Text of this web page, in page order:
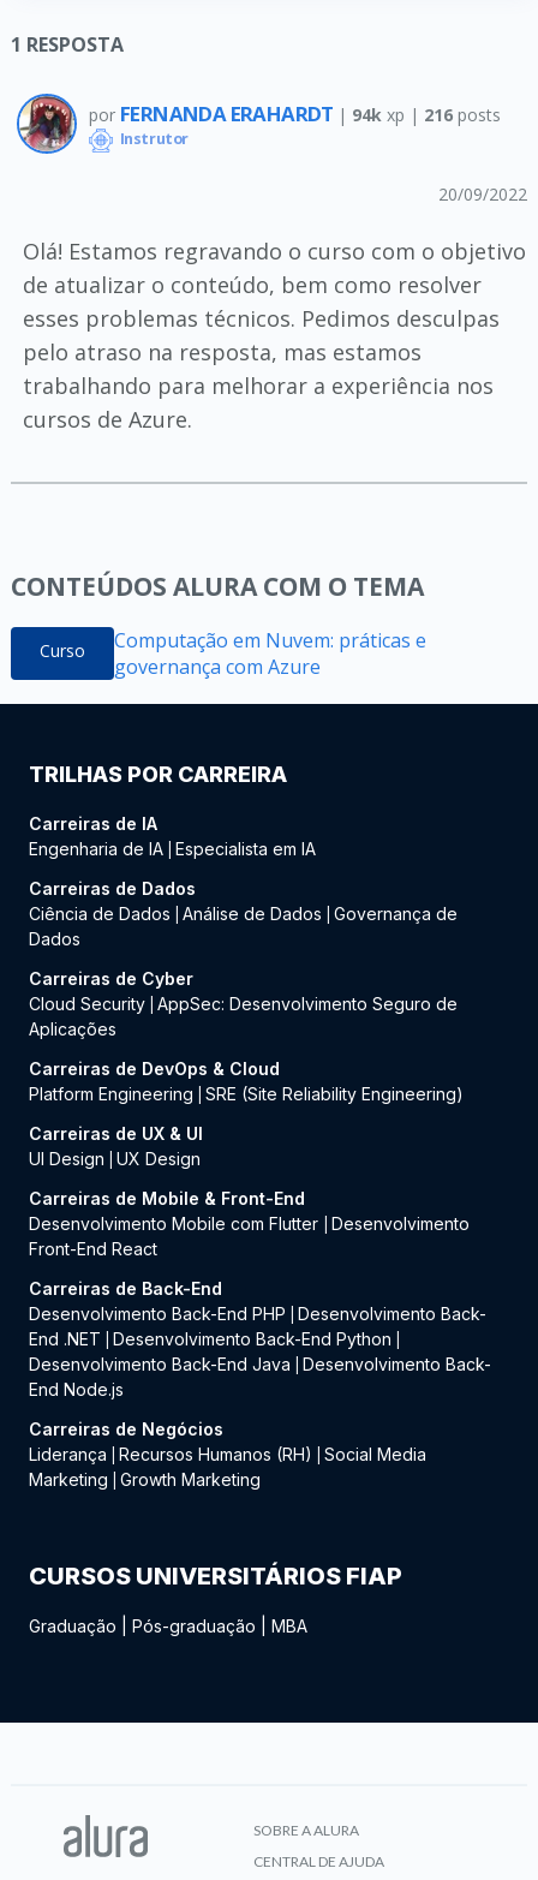
1 RESPOSTA
por FERNANDA ERAHARDT | 94k xp | 216 posts
Instrutor
20/09/2022
Olá! Estamos regravando o curso com o objetivo
de atualizar o conteúdo, bem como resolver
esses problemas técnicos. Pedimos desculpas
pelo atraso na resposta, mas estamos
trabalhando para melhorar a experiência nos
cursos de Azure.
CONTEÚDOS ALURA COM O TEMA
Curso
Computação em Nuvem: práticas e
governança com Azure
TRILHAS POR CARREIRA
Carreiras de IA
Engenharia de IA Especialista em IA
Carreiras de Dados
Ciência de Dados
Análise de Dados
Governança de
Dados
Carreiras de Cyber
Cloud Security AppSec: Desenvolvimento Seguro de
Aplicações
Carreiras de DevOps & Cloud
Platform Engineering
SRE (Site Reliability Engineering)
Carreiras de UX & UI
UI Design
UX Design
Carreiras de Mobile & Front-End
Desenvolvimento Mobile com Flutter
Desenvolvimento
Front-End React
Carreiras de Back-End
Desenvolvimento Back-End PHP
Desenvolvimento Back-
End .NET
Desenvolvimento Back-End Python
Desenvolvimento Back-End Java
Desenvolvimento Back-
End Node.js
Carreiras de Negócios
Liderança
Recursos Humanos (RH)
Social Media
Marketing
Growth Marketing
CURSOS UNIVERSITÁRIOS FIAP
Graduação Pós-graduação MBA
SOBRE A ALURA
CENTRAL DE AJUDA